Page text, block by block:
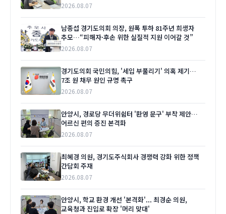
2026.08.07
남종섭 경기도의회 의장, 원폭 투하 81주년 희생자
추모…“피해자·후손 위한 실질적 지원 이어갈 것”
2026.08.07
경기도의회 국민의힘, '세입 부풀리기' 의혹 제기…
7조 원 채무 원인 규명 촉구
2026.08.07
안양시, 경로당 무더위쉼터 '환영 문구' 부착 제안…
어르신 편의 증진 본격화
2026.08.07
최혜경 의원, 경기도주식회사 경쟁력 강화 위한 정책
간담회 주재
2026.08.07
안양시, 학교 환경 개선 '본격화'... 최경순 의원,
교육청과 진입로 확장 '머리 맞대'